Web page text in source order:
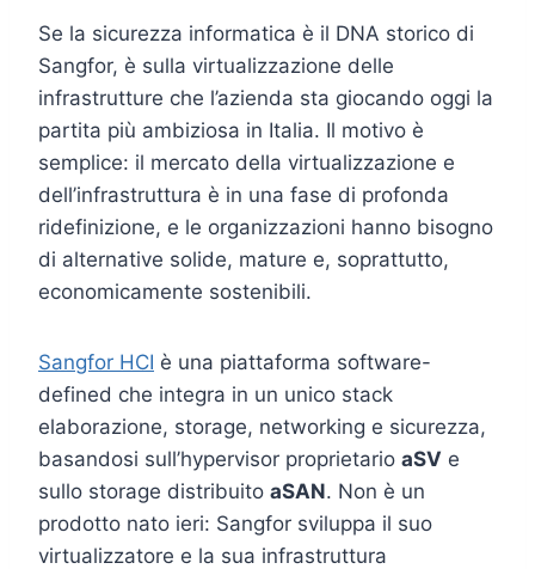
Se la sicurezza informatica è il DNA storico di
Sangfor, è sulla virtualizzazione delle
infrastrutture che l’azienda sta giocando oggi la
partita più ambiziosa in Italia. Il motivo è
semplice: il mercato della virtualizzazione e
dell’infrastruttura è in una fase di profonda
ridefinizione, e le organizzazioni hanno bisogno
di alternative solide, mature e, soprattutto,
economicamente sostenibili.
Sangfor HCI è una piattaforma software-
defined che integra in un unico stack
elaborazione, storage, networking e sicurezza,
basandosi sull’hypervisor proprietario aSV e
sullo storage distribuito aSAN. Non è un
prodotto nato ieri: Sangfor sviluppa il suo
virtualizzatore e la sua infrastruttura